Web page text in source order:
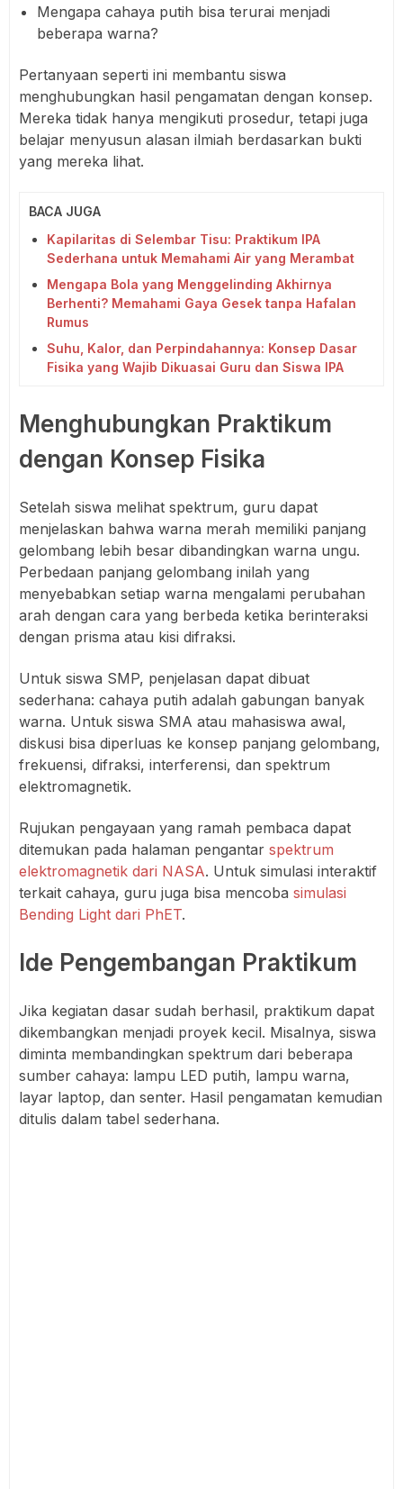
Mengapa cahaya putih bisa terurai menjadi
beberapa warna?
Pertanyaan seperti ini membantu siswa
menghubungkan hasil pengamatan dengan konsep.
Mereka tidak hanya mengikuti prosedur, tetapi juga
belajar menyusun alasan ilmiah berdasarkan bukti
yang mereka lihat.
BACA JUGA
Kapilaritas di Selembar Tisu: Praktikum IPA
Sederhana untuk Memahami Air yang Merambat
Mengapa Bola yang Menggelinding Akhirnya
Berhenti? Memahami Gaya Gesek tanpa Hafalan
Rumus
Suhu, Kalor, dan Perpindahannya: Konsep Dasar
Fisika yang Wajib Dikuasai Guru dan Siswa IPA
Menghubungkan Praktikum
dengan Konsep Fisika
Setelah siswa melihat spektrum, guru dapat
menjelaskan bahwa warna merah memiliki panjang
gelombang lebih besar dibandingkan warna ungu.
Perbedaan panjang gelombang inilah yang
menyebabkan setiap warna mengalami perubahan
arah dengan cara yang berbeda ketika berinteraksi
dengan prisma atau kisi difraksi.
Untuk siswa SMP, penjelasan dapat dibuat
sederhana: cahaya putih adalah gabungan banyak
warna. Untuk siswa SMA atau mahasiswa awal,
diskusi bisa diperluas ke konsep panjang gelombang,
frekuensi, difraksi, interferensi, dan spektrum
elektromagnetik.
Rujukan pengayaan yang ramah pembaca dapat
ditemukan pada halaman pengantar spektrum
elektromagnetik dari NASA. Untuk simulasi interaktif
terkait cahaya, guru juga bisa mencoba simulasi
Bending Light dari PhET.
Ide Pengembangan Praktikum
Jika kegiatan dasar sudah berhasil, praktikum dapat
dikembangkan menjadi proyek kecil. Misalnya, siswa
diminta membandingkan spektrum dari beberapa
sumber cahaya: lampu LED putih, lampu warna,
layar laptop, dan senter. Hasil pengamatan kemudian
ditulis dalam tabel sederhana.